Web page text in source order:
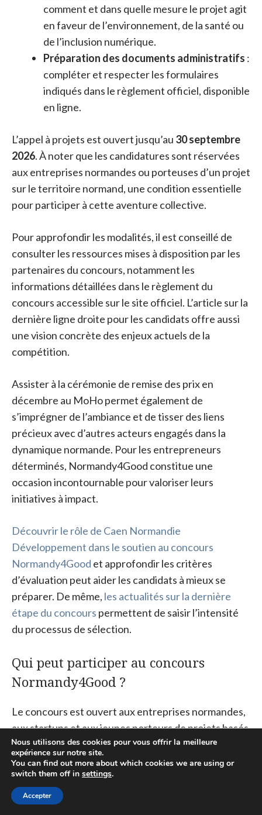
comment et dans quelle mesure le projet agit
en faveur de l’environnement, de la santé ou
de l’inclusion numérique.
Préparation des documents administratifs :
compléter et respecter les formulaires
indiqués dans le règlement officiel, disponible
en ligne.
L’appel à projets est ouvert jusqu’au 30 septembre
2026. À noter que les candidatures sont réservées
aux entreprises normandes ou porteuses d’un projet
sur le territoire normand, une condition essentielle
pour participer à cette aventure collective.
Pour approfondir les modalités, il est conseillé de
consulter les ressources mises à disposition par les
partenaires du concours, notamment les
informations détaillées dans le règlement du
concours accessible sur le site officiel. L’article sur la
dernière ligne droite pour les candidats offre aussi
une vision concrète des enjeux actuels de la
compétition.
Assister à la cérémonie de remise des prix en
décembre au MoHo permet également de
s’imprégner de l’ambiance et de tisser des liens
précieux avec d’autres acteurs engagés dans la
dynamique normande. Pour les entrepreneurs
déterminés, Normandy4Good constitue une
occasion incontournable pour valoriser leurs
initiatives à impact.
Découvrir le rôle de Caen Normandie
Développement dans le soutien au concours
Normandy4Good et approfondir les critères
d’évaluation peut aider les candidats à mieux se
préparer. De même, les actualités sur la dernière
étape du concours permettent de saisir l’intensité
du processus de sélection.
Qui peut participer au concours
Normandy4Good ?
Le concours est ouvert aux entreprises normandes,
aux startups et aux jeunes porteurs de projets basés
ou implantés en Normandie, porteurs d’initiatives à
impact positif dans les domaines de l’environnement,
de l’inclusion numérique ou de la santé.
Quels sont les avantages pour les
Nous utilisons des cookies pour vous offrir la meilleure
expérience sur notre site.
You can find out more about which cookies we are using or
switch them off in settings.
Accepter